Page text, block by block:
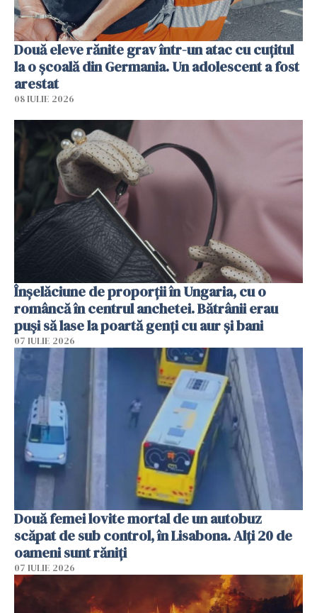
Două eleve rănite grav într-un atac cu cuțitul
la o școală din Germania. Un adolescent a fost
arestat
08 IULIE 2026
Înșelăciune de proporții în Ungaria, cu o
româncă în centrul anchetei. Bătrânii erau
puși să lase la poartă genți cu aur și bani
07 IULIE 2026
Două femei lovite mortal de un autobuz
scăpat de sub control, în Lisabona. Alți 20 de
oameni sunt răniți
07 IULIE 2026